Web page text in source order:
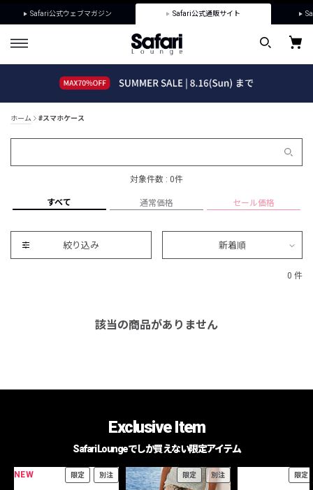
Safari公式ウェブマガジン Safari公式通販サイト
ホーム #スマホケース
対象件数 : 0件
すべて 通常価格 セール価格
絞り込み 新着順
0 件
該当の商品がありません
Exclusive Item
Safari Loungeでしか買えない限定アイテム
NEW 限定 別注 限定 別注 限定